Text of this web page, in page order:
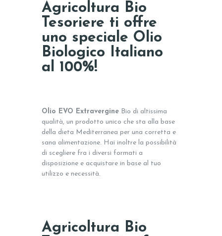
Agricoltura Bio
Tesoriere ti offre
uno speciale Olio
Biologico Italiano
al 100%!
Olio EVO Extravergine Bio di altissima
qualità, un prodotto unico che sta alla base
della dieta Mediterranea per una corretta e
sana alimentazione. Hai inoltre la possibilità
di scegliere fra i diversi formati a
disposizione e acquistare in base al tuo
utilizzo e necessità.
Agricoltura Bio